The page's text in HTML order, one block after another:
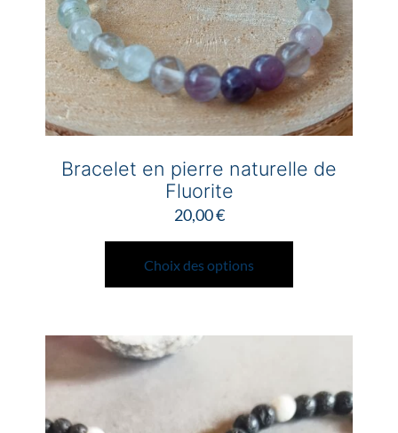
Bracelet en pierre naturelle de
Fluorite
20,00€
Choix des options
Ce
a
variations.
options
peuvent